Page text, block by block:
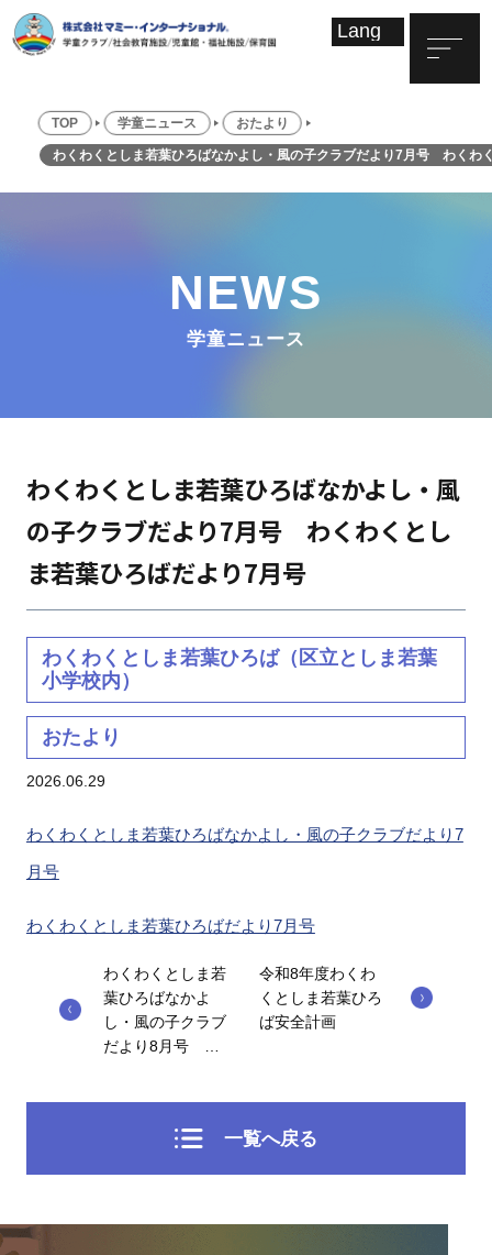
TOP 学童ニュース おたより
わくわくとしま若葉ひろばなかよし・風の子クラブだより7月号 わくわ
NEWS
学童ニュース
わくわくとしま若葉ひろばなかよし・風
の子クラブだより7月号 わくわくとし
ま若葉ひろばだより7月号
わくわくとしま若葉ひろば（区立としま若葉
小学校内）
おたより
2026.06.29
わくわくとしま若葉ひろばなかよし・風の子クラブだより7
月号
わくわくとしま若葉ひろばだより7月号
わくわくとしま若
葉ひろばなかよ
し・風の子クラブ
だより8月号 …
令和8年度わくわ
くとしま若葉ひろ
ば安全計画
一覧へ戻る